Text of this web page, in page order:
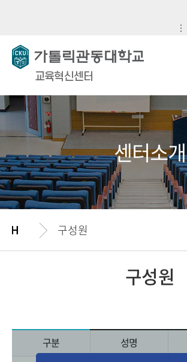
교육혁신센터
센터소개
구성원
구성원
구분 성명